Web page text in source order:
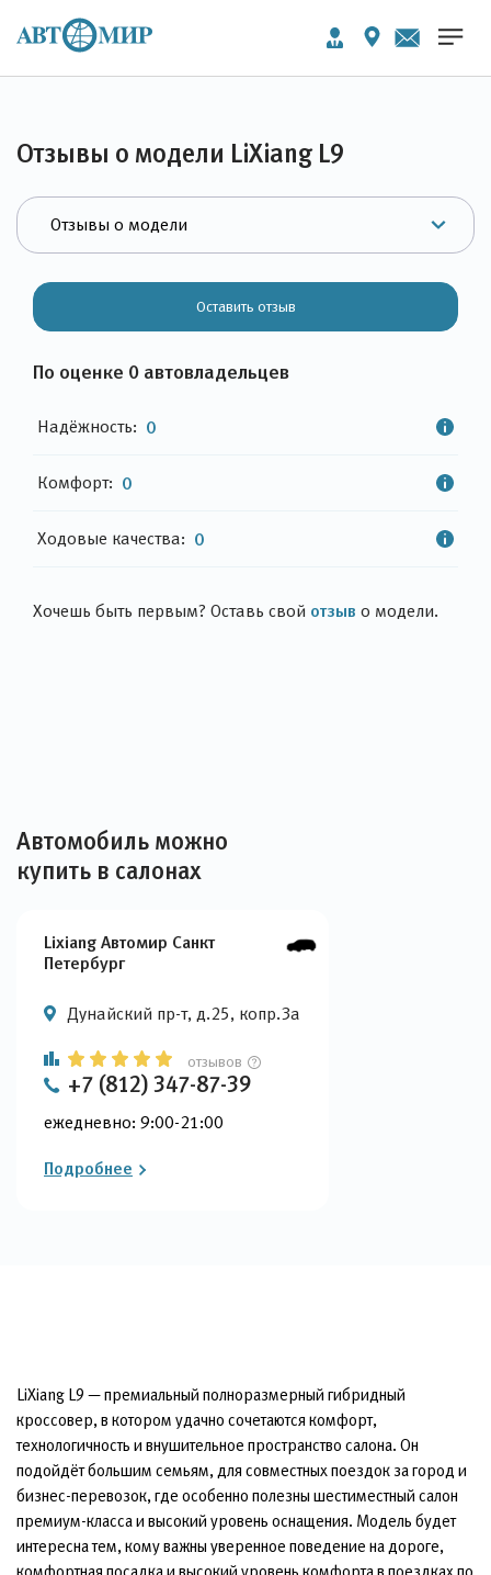
Отзывы о модели LiXiang L9
Хочешь быть первым? Оставь свой отзыв о модели.
Оставить отзыв
По оценке 0 автовладельцев
Надёжность: 0
Комфорт: 0
Ходовые качества: 0
Автомобиль можно
купить в салонах
Lixiang Автомир Санкт
Петербург
Дунайский пр-т, д.25, копр.3a
отзывов
+7 (812) 347-87-39
ежедневно: 9:00-21:00
Подробнее
LiXiang L9 — премиальный полноразмерный гибридный
кроссовер, в котором удачно сочетаются комфорт,
технологичность и внушительное пространство салона. Он
подойдёт большим семьям, для совместных поездок за город и
бизнес-перевозок, где особенно полезны шестиместный салон
премиум-класса и высокий уровень оснащения. Модель будет
интересна тем, кому важны уверенное поведение на дороге,
комфортная посадка и высокий уровень комфорта в поездках по